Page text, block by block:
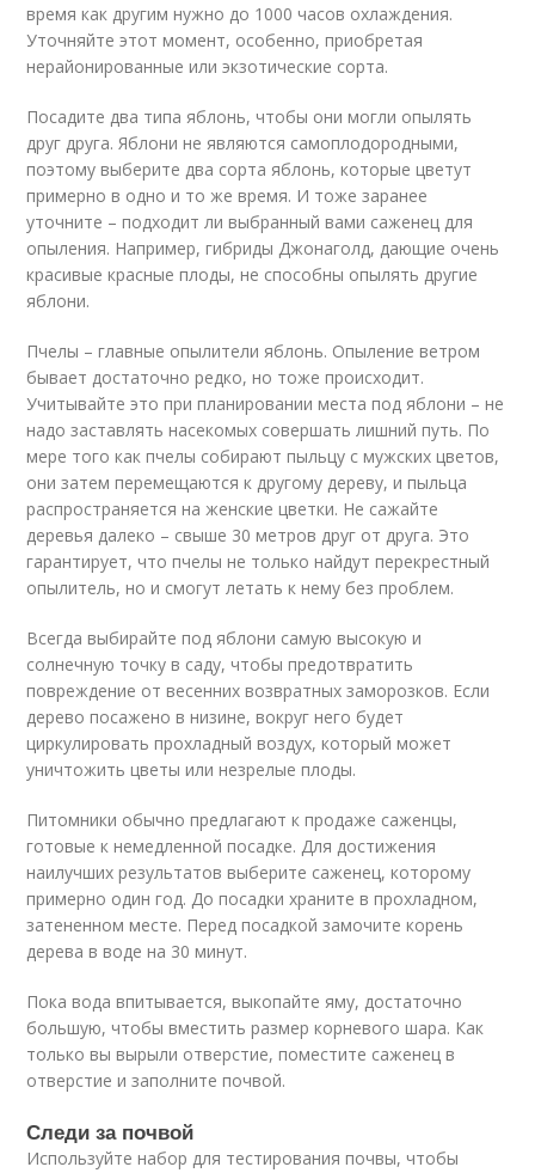
время как другим нужно до 1000 часов охлаждения.
Уточняйте этот момент, особенно, приобретая
нерайонированные или экзотические сорта.
Посадите два типа яблонь, чтобы они могли опылять
друг друга. Яблони не являются самоплодородными,
поэтому выберите два сорта яблонь, которые цветут
примерно в одно и то же время. И тоже заранее
уточните – подходит ли выбранный вами саженец для
опыления. Например, гибриды Джонаголд, дающие очень
красивые красные плоды, не способны опылять другие
яблони.
Пчелы – главные опылители яблонь. Опыление ветром
бывает достаточно редко, но тоже происходит.
Учитывайте это при планировании места под яблони – не
надо заставлять насекомых совершать лишний путь. По
мере того как пчелы собирают пыльцу с мужских цветов,
они затем перемещаются к другому дереву, и пыльца
распространяется на женские цветки. Не сажайте
деревья далеко – свыше 30 метров друг от друга. Это
гарантирует, что пчелы не только найдут перекрестный
опылитель, но и смогут летать к нему без проблем.
Всегда выбирайте под яблони самую высокую и
солнечную точку в саду, чтобы предотвратить
повреждение от весенних возвратных заморозков. Если
дерево посажено в низине, вокруг него будет
циркулировать прохладный воздух, который может
уничтожить цветы или незрелые плоды.
Питомники обычно предлагают к продаже саженцы,
готовые к немедленной посадке. Для достижения
наилучших результатов выберите саженец, которому
примерно один год. До посадки храните в прохладном,
затененном месте. Перед посадкой замочите корень
дерева в воде на 30 минут.
Пока вода впитывается, выкопайте яму, достаточно
большую, чтобы вместить размер корневого шара. Как
только вы вырыли отверстие, поместите саженец в
отверстие и заполните почвой.
Следи за почвой
Используйте набор для тестирования почвы, чтобы